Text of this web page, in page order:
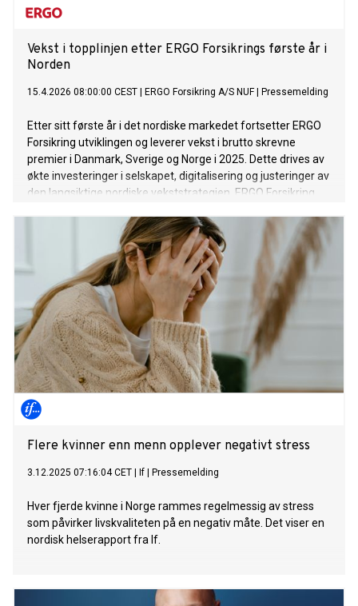
Vekst i topplinjen etter ERGO Forsikrings første år i
Norden
15.4.2026 08:00:00 CEST ERGO Forsikring A/S NUF| Pressemelding
Etter sitt første år i det nordiske markedet fortsetter ERGO
Forsikring utviklingen og leverer vekst i brutto skrevne
premier i Danmark, Sverige og Norge i 2025. Dette drives av
økte investeringer i selskapet, digitalisering og justeringer av
den langsiktige nordiske vekststrategien. ERGO Forsikring
Flere kvinner enn menn opplever negativt stress
3.12.2025 07:16:04 CET If Pressemelding
Hver fjerde kvinne i Norge rammes regelmessig av stress
som påvirker livskvaliteten på en negativ måte. Det viser en
nordisk helserapport fra If.